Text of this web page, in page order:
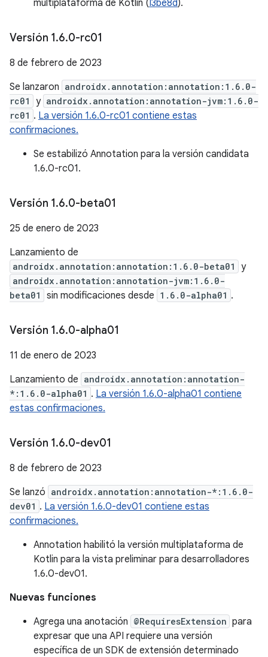
multiplataforma de Kotlin (I3be8d).
Versión 1.6.0-rc01
8 de febrero de 2023
Se lanzaron androidx.annotation:annotation:1.6.0-
rc01
y androidx.annotation:annotation-jvm:1.6.0-
rc01 . La versión 1.6.0-rc01 contiene estas
confirmaciones.
Se estabilizó Annotation para la versión candidata
1.6.0-rc01.
Versión 1.6.0-beta01
25 de enero de 2023
Lanzamiento de
androidx.annotation:annotation:1.6.0-beta01 y
androidx.annotation:annotation-jvm:1.6.0-
beta01
sin modificaciones desde 1.6.0-alpha01 .
Versión 1.6.0-alpha01
11 de enero de 2023
Lanzamiento de androidx.annotation:annotation-
*:1.6.0-alpha01 . La versión 1.6.0-alpha01 contiene
estas confirmaciones.
Versión 1.6.0-dev01
8 de febrero de 2023
Se lanzó androidx.annotation:annotation-*:1.6.0-
dev01 . La versión 1.6.0-dev01 contiene estas
confirmaciones.
Annotation habilitó la versión multiplataforma de
Kotlin para la vista preliminar para desarrolladores
1.6.0-dev01.
Nuevas funciones
Agrega una anotación @RequiresExtension para
expresar que una API requiere una versión
específica de un SDK de extensión determinado